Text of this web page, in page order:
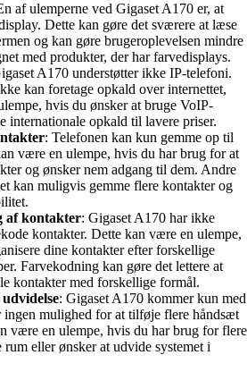
af ulemperne ved Gigaset A170 er, at
Dette kan gøre det sværere at læse
og kan gøre brugeroplevelsen mindre
med produkter, der har farvedisplays.
A170 understøtter ikke IP-telefoni.
kan foretage opkald over internettet,
hvis du ønsker at bruge VoIP-
internationale opkald til lavere priser.
: Telefonen kan kun gemme op til
være en ulempe, hvis du har brug for at
og ønsker nem adgang til dem. Andre
kan muligvis gemme flere kontakter og
af kontakter: Gigaset A170 har ikke
kontakter. Dette kan være en ulempe,
dine kontakter efter forskellige
Farvekodning kan gøre det lettere at
kontakter med forskellige formål.
: Gigaset A170 kommer kun med
ingen mulighed for at tilføje flere håndsæt
være en ulempe, hvis du har brug for flere
eller ønsker at udvide systemet i